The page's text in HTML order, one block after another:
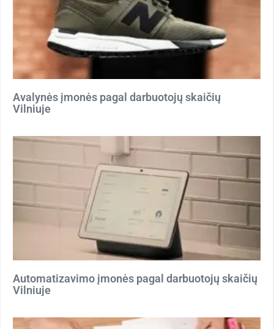
Avalynės įmonės pagal darbuotojų skaičių
Vilniuje
Automatizavimo įmonės pagal darbuotojų skaičių
Vilniuje